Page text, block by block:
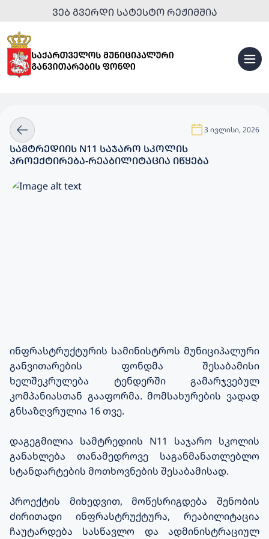
ᲕᲔᲑ ᲒᲕᲔᲠᲓᲘ ᲡᲐᲢᲔᲡᲢᲝ ᲠᲔᲟᲘᲛᲨᲘᲐ
3 ივლისი, 2026
ᲡᲐᲛᲢᲠᲔᲓᲘᲘᲡ N11 ᲡᲐᲯᲐᲠᲝ ᲡᲙᲝᲚᲘᲡ
ᲞᲠᲝᲔᲥᲢᲘᲠᲔᲑᲐ-ᲠᲔᲐᲑᲘᲚᲘᲢᲐᲪᲘᲐ ᲘᲬᲧᲔᲑᲐ
ინფრასტრუქტურის სამინისტროს მუნიციპალური
განვითარების ფონდმა შესაბამისი
ხელშეკრულება ტენდერში გამარჯვებულ
კომპანიასთან გააფორმა. მომსახურების ვადად
გნსაზღვრულია 16 თვე.
დაგეგმილია სამტრედიის N11 საჯარო სკოლის
განახლება თანამედროვე საგანმანათლებლო
სტანდარტების მოთხოვნების შესაბამისად.
პროექტის მიხედვით, მოწესრიგდება შენობის
ძირითადი ინფრასტრუქტურა, რეაბილიტაცია
ჩაუტარდება სასწავლო და ადმინისტრაციულ